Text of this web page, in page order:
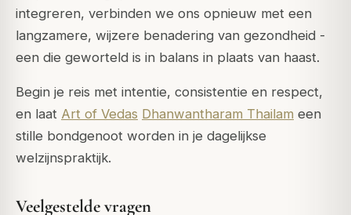
integreren, verbinden we ons opnieuw met een
langzamere, wijzere benadering van gezondheid -
een die geworteld is in balans in plaats van haast.
Begin je reis met intentie, consistentie en respect,
en laat Art of Vedas Dhanwantharam Thailam een
stille bondgenoot worden in je dagelijkse
welzijnspraktijk.
Veelgestelde vragen